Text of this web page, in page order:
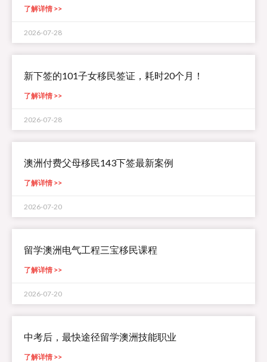
了解详情 >>
2026-07-28
新下签的101子女移民签证，耗时20个月！
了解详情 >>
2026-07-28
澳洲付费父母移民143下签最新案例
了解详情 >>
2026-07-20
留学澳洲电气工程三宝移民课程
了解详情 >>
2026-07-20
中考后，最快途径留学澳洲技能职业
了解详情 >>